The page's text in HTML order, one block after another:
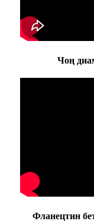
Чоң
Фланецтин